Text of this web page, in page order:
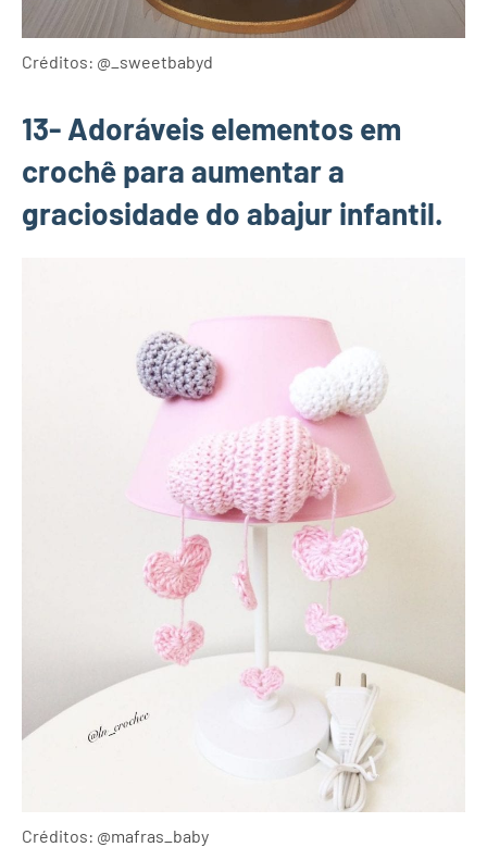
Créditos: @_sweetbabyd
13- Adoráveis elementos em
crochê para aumentar a
graciosidade do abajur infantil.
Créditos: @mafras_baby